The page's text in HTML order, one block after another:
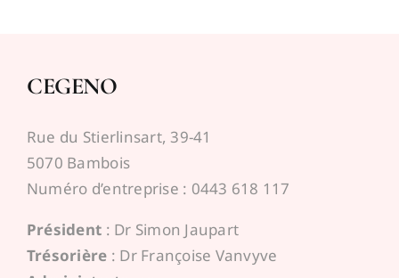
Trouver un médecin
News
Liens utiles
CEGENO
Rue du Stierlinsart, 39-41
5070 Bambois
Numéro d’entreprise : 0443 618 117
Président : Dr Simon Jaupart
Trésorière : Dr Françoise Vanvyve